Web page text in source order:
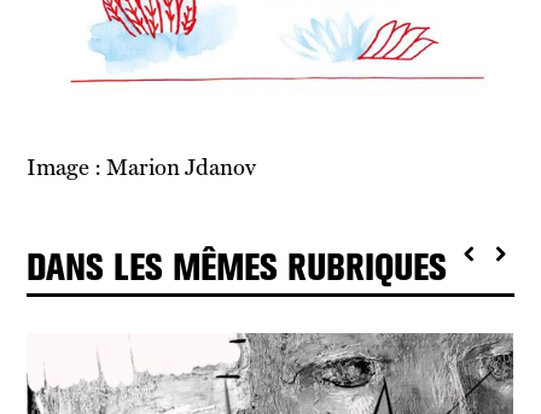
Image : Marion Jdanov
DANS LES MÊMES RUBRIQUES